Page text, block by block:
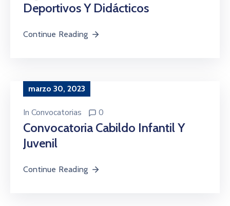
Deportivos Y Didácticos
Continue Reading
marzo 30, 2023
In Convocatorias 0
Convocatoria Cabildo Infantil Y
Juvenil
Continue Reading